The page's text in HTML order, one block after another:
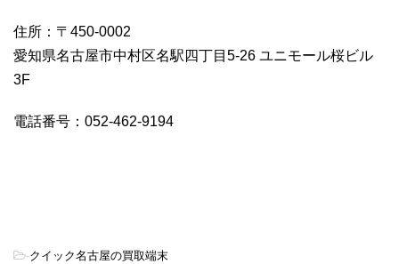
住所：〒450-0002
愛知県名古屋市中村区名駅四丁目5-26 ユニモール桜ビル
3F
電話番号：052-462-9194
-クイック名古屋の買取端末